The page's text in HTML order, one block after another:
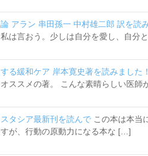
アラン 串田孫一 中村雄二郎 訳を読
私は言おう。少しは自分を愛し、自分
る緩和ケア 岸本寛史著を読みました！
ススメの著。 こんな素晴らしい医
タシア最新刊を読んで この本は本当
すが、行動の原動力になる本な […]